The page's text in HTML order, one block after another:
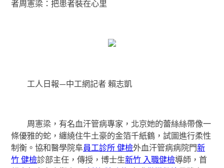
者周憲梁：把患者裝在心里
工人日報—中工網記者 賴志凱
周憲梁，有名血汗管病專家，北京她的蕾絲絲帶像一
條優雅的蛇，纏繞住牛土豪的金箔千紙鶴，試圖進行柔性
制衡。協和醫學院阜員工診所 健檢外血汗管病病院門新
竹 健檢診部主任，傳授，博士生新竹 入職健檢導師，首